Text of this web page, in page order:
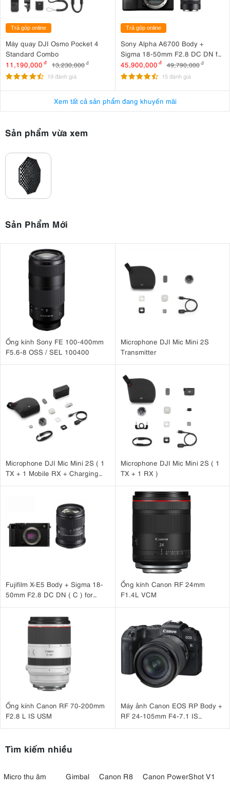
Trả góp online
Máy quay DJI Osmo Pocket 4
Standard Combo
11,190,000 đ 13,230,000đ
19 đánh giá
Trả góp online
Sony Alpha A6700 Body +
Sigma 18-50mm F2.8 DC DN for
Sony
45,900,000 đ 49,790,000 đ
15 đánh giá
Xem tất cả sản phẩm đang khuyến mãi
Sản phẩm vừa xem
Sản Phẩm Mới
Ống kính Sony FE 100-400mm
F5.6-8 OSS / SEL 100400
Microphone DJI Mic Mini 2S
Transmitter
Microphone DJI Mic Mini 2S ( 1
TX + 1 Mobile RX + Charging
Microphone DJI Mic Mini 2S ( 1
TX + 1 RX )
Fujifilm X-E5 Body + Sigma 18-
50mm F2.8 DC DN ( C ) for
Ống kính Canon RF 24mm
F1.4L VCM
Ống kính Canon RF 70-200mm
F2.8 L IS USM
Máy ảnh Canon EOS RP Body +
RF 24-105mm F4-7.1 IS
Tìm kiếm nhiều
Micro thu âm Gimbal Canon R8
Canon PowerShot V1